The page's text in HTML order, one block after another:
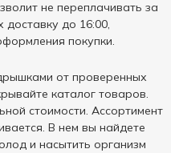
не переплачивать за
доставку до 16:00,
покупки.
от проверенных
каталог товаров.
стоимости. Ассортимент
В нем вы найдете
и насытить организм